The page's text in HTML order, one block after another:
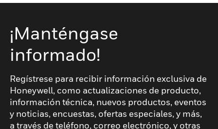
¡Manténgase
informado!
Regístrese para recibir información exclusiva de
Honeywell, como actualizaciones de producto,
información técnica, nuevos productos, eventos
y noticias, encuestas, ofertas especiales, y más,
a través de teléfono, correo electrónico, y otras